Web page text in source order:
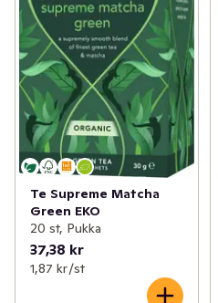
Te Supreme Matcha
Green EKO
20 st, Pukka
37,38 kr
1,87 kr /st